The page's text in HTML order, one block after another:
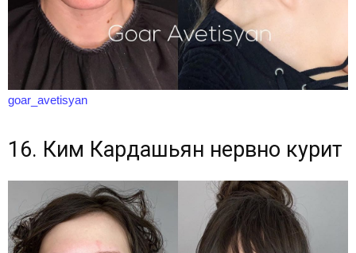
goar_avetisyan
16. Ким Кардашьян нервно курит